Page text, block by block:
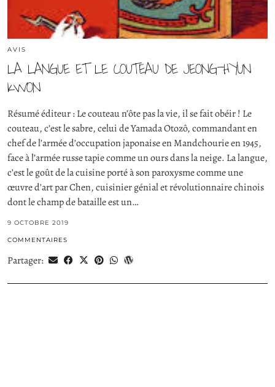
AVIS
LA LANGUE ET LE COUTEAU DE JEONG-HYUN
KWON
Résumé éditeur : Le couteau n’ôte pas la vie, il se fait obéir ! Le
couteau, c’est le sabre, celui de Yamada Otozô, commandant en
chef de l’armée d’occupation japonaise en Mandchourie en 1945,
face à l’armée russe tapie comme un ours dans la neige. La langue,
c’est le goût de la cuisine porté à son paroxysme comme une
œuvre d’art par Chen, cuisinier génial et révolutionnaire chinois
dont le champ de bataille est un…
9 OCTOBRE 2019
COMMENTAIRES
Partager: